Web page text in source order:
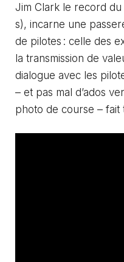
Jim Clark le record
s), incarne une
de pilotes : celle des
la transmission de
dialogue avec les
– et pas mal d’ados
photo de course – fait